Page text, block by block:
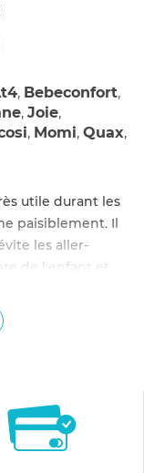
, Bebeconfort,
, Joie,
, Momi, Quax,
utile durant les
paisiblement. Il
les aller-
de l'enfant et
dédiés au
des parents, il
à la présence